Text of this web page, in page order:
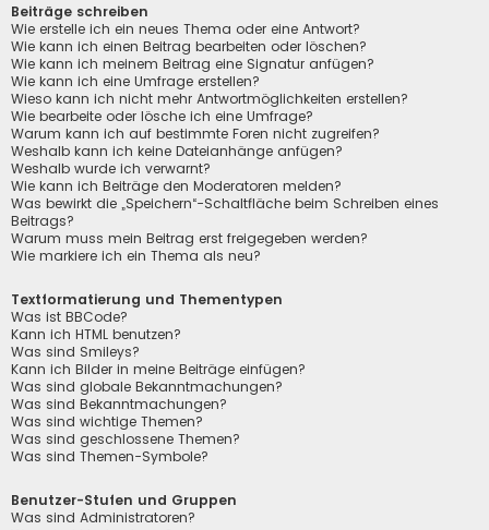
Beiträge schreiben
Wie erstelle ich ein neues Thema oder eine Antwort?
Wie kann ich einen Beitrag bearbeiten oder löschen?
Wie kann ich meinem Beitrag eine Signatur anfügen?
Wie kann ich eine Umfrage erstellen?
Wieso kann ich nicht mehr Antwortmöglichkeiten erstellen?
Wie bearbeite oder lösche ich eine Umfrage?
Warum kann ich auf bestimmte Foren nicht zugreifen?
Weshalb kann ich keine Dateianhänge anfügen?
Weshalb wurde ich verwarnt?
Wie kann ich Beiträge den Moderatoren melden?
Was bewirkt die „Speichern“-Schaltfläche beim Schreiben eines
Beitrags?
Warum muss mein Beitrag erst freigegeben werden?
Wie markiere ich ein Thema als neu?
Textformatierung und Thementypen
Was ist BBCode?
Kann ich HTML benutzen?
Was sind Smileys?
Kann ich Bilder in meine Beiträge einfügen?
Was sind globale Bekanntmachungen?
Was sind Bekanntmachungen?
Was sind wichtige Themen?
Was sind geschlossene Themen?
Was sind Themen-Symbole?
Benutzer-Stufen und Gruppen
Was sind Administratoren?